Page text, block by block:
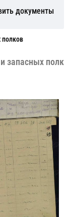
документы
полков
запасных